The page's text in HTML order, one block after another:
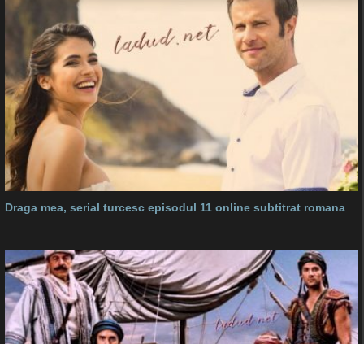
Draga mea, serial turcesc episodul 11 online subtitrat romana